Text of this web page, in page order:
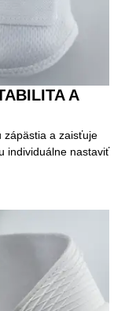
A
zápästia a zaisťuje
individuálne nastaviť